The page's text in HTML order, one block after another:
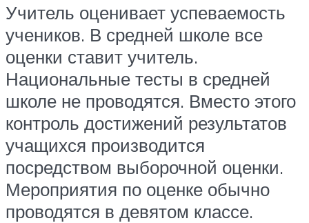
Учитель оценивает успеваемость
учеников. В средней школе все
оценки ставит учитель.
Национальные тесты в средней
школе не проводятся. Вместо этого
контроль достижений результатов
учащихся производится
посредством выборочной оценки.
Мероприятия по оценке обычно
проводятся в девятом классе.